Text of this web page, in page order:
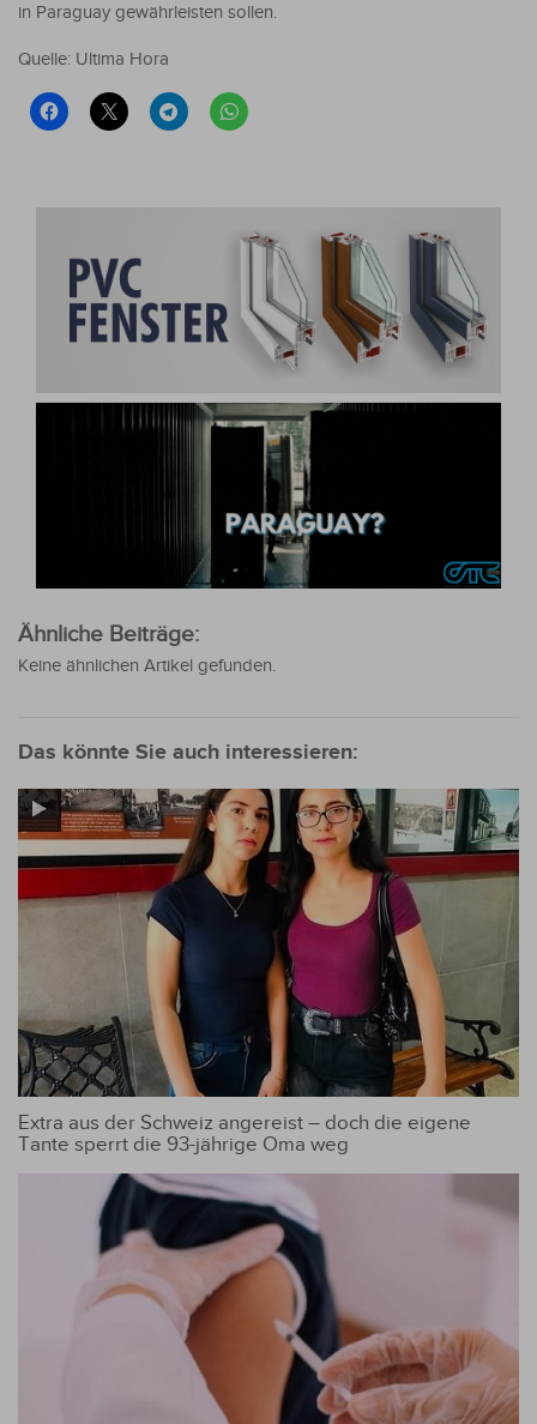
in Paraguay gewährleisten sollen.
Quelle: Ultima Hora
Ähnliche Beiträge:
Keine ähnlichen Artikel gefunden.
Das könnte Sie auch interessieren:
Extra aus der Schweiz angereist – doch die eigene
Tante sperrt die 93-jährige Oma weg